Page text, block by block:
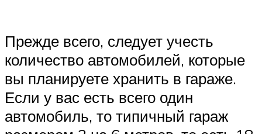
Прежде всего, следует учесть
количество автомобилей, которые
вы планируете хранить в гараже.
Если у вас есть всего один
автомобиль, то типичный гараж